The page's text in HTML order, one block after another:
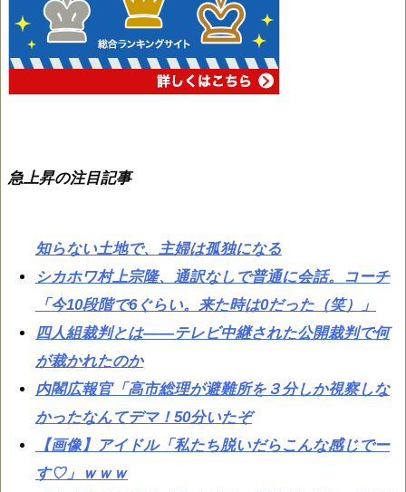
急上昇の注目記事
知らない土地で、主婦は孤独になる
シカホワ村上宗隆、通訳なしで普通に会話。コーチ
「今10段階で6ぐらい。来た時は0だった（笑）」
四人組裁判とは——テレビ中継された公開裁判で何
が裁かれたのか
内閣広報官「高市総理が避難所を３分しか視察しな
かったなんてデマ！50分いたぞ
【画像】アイドル「私たち脱いだらこんな感じでー
す♡」ｗｗｗ